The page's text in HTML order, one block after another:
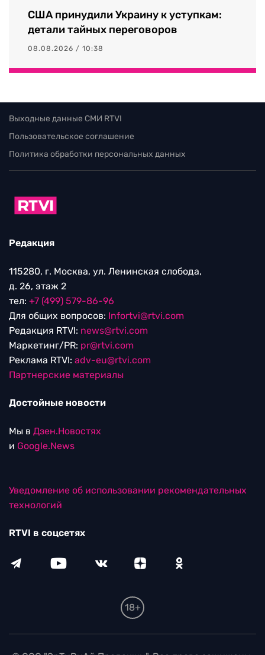
США принудили Украину к уступкам:
детали тайных переговоров
08.08.2026 / 10:38
Выходные данные СМИ RTVI
Пользовательское соглашение
Политика обработки персональных данных
Редакция
115280, г. Москва, ул. Ленинская слобода,
д. 26, этаж 2
тел: +7 (499) 579-86-96
Для общих вопросов: Infortvi@rtvi.com
Редакция RTVI: news@rtvi.com
Маркетинг/PR: pr@rtvi.com
Реклама RTVI: adv-eu@rtvi.com
Партнерские материалы
Достойные новости
Мы в Дзен.Новостях
и Google.News
Уведомление об использовании рекомендательных
технологий
RTVI в соцсетях
18+